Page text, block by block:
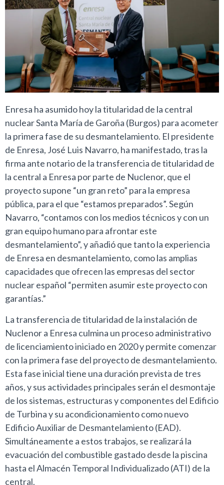
Enresa ha asumido hoy la titularidad de la central
nuclear Santa María de Garoña (Burgos) para acometer
la primera fase de su desmantelamiento. El presidente
de Enresa, José Luis Navarro, ha manifestado, tras la
firma ante notario de la transferencia de titularidad de
la central a Enresa por parte de Nuclenor, que el
proyecto supone “un gran reto” para la empresa
pública, para el que “estamos preparados”. Según
Navarro, “contamos con los medios técnicos y con un
gran equipo humano para afrontar este
desmantelamiento”, y añadió que tanto la experiencia
de Enresa en desmantelamiento, como las amplias
capacidades que ofrecen las empresas del sector
nuclear español “permiten asumir este proyecto con
garantías.”
La transferencia de titularidad de la instalación de
Nuclenor a Enresa culmina un proceso administrativo
de licenciamiento iniciado en 2020 y permite comenzar
con la primera fase del proyecto de desmantelamiento.
Esta fase inicial tiene una duración prevista de tres
años, y sus actividades principales serán el desmontaje
de los sistemas, estructuras y componentes del Edificio
de Turbina y su acondicionamiento como nuevo
Edificio Auxiliar de Desmantelamiento (EAD).
Simultáneamente a estos trabajos, se realizará la
evacuación del combustible gastado desde la piscina
hasta el Almacén Temporal Individualizado (ATI) de la
central.